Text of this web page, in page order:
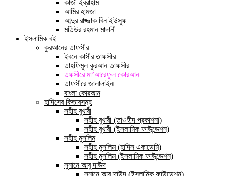
কাজী ইব্রাহীম
আমির হামজা
আব্দুর রাজ্জাক বিন ইউসুফ
মতিউর রহমান মাদানী
ইসলামিক বই
কুরআনের তাফসীর
ইবনে কাসীর তাফসীর
তাহফিমুল কুরআন তাফসীর
তফসীরে মা’আরেফুল কোরআন
তাফসীরে জালালাইন
বাংলা কোরআন
হাদিসের কিতাবসমূহ
সহীহ বুখারী
সহীহ বুখারী (তাওহীদ প্রকাশনা)
সহীহ বুখারী (ইসলামিক ফাউন্ডেশন)
সহীহ মুসলিম
সহীহ মুসলিম (হাদিস একাডেমি)
সহীহ মুসলিম (ইসলামিক ফাউন্ডেশন)
সুনানে আবু দাউদ
সুনানে আবু দাউদ (ইসলামিক ফাউন্ডেশন)